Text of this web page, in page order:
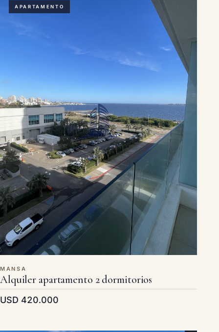
APARTAMENTO
MANSA
Alquiler apartamento 2 dormitorios
USD 420.000